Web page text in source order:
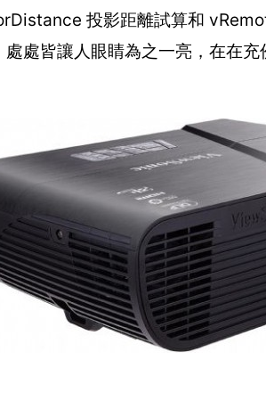
投影距離試算和
處皆讓人眼睛為之一亮，在在